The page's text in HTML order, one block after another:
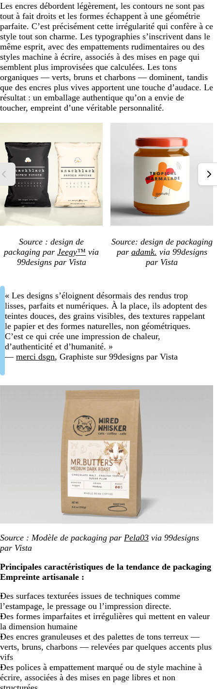
Les encres débordent légèrement, les contours ne sont pas
tout à fait droits et les formes échappent à une géométrie
parfaite. C’est précisément cette irrégularité qui confère à ce
style tout son charme. Les typographies s’inscrivent dans le
même esprit, avec des empattements rudimentaires ou des
styles machine à écrire, associés à des mises en page qui
semblent plus improvisées que calculées. Les tons
organiques — verts, bruns et charbons — dominent, tandis
que des encres plus vives apportent une touche d’audace. Le
résultat : un emballage authentique qu’on a envie de
toucher, empreint d’une véritable personnalité.
Source : design de
packaging par Jeegy™ via
99designs par Vista
Source: design de packaging
par adamk. via 99designs
par Vista
« Les designs s’éloignent désormais des rendus trop
lisses, parfaits et numériques. À la place, ils adoptent des
teintes douces, des grains visibles, des textures rappelant
le papier et des formes naturelles, non géométriques.
C’est ce qui crée une impression de chaleur,
d’authenticité et d’humanité. »
— merci dsgn, Graphiste sur 99designs par Vista
Source : Modèle de packaging par Pela03 via 99designs
par Vista
Principales caractéristiques de la tendance de packaging
Empreinte artisanale :
Des surfaces texturées issues de techniques comme
l’estampage, le pressage ou l’impression directe.
Des formes imparfaites et irrégulières qui mettent en valeur
la dimension humaine
Des encres granuleuses et des palettes de tons terreux —
verts, bruns, charbons — relevées par quelques accents plus
vifs
Des polices à empattement marqué ou de style machine à
écrire, associées à des mises en page libres et non